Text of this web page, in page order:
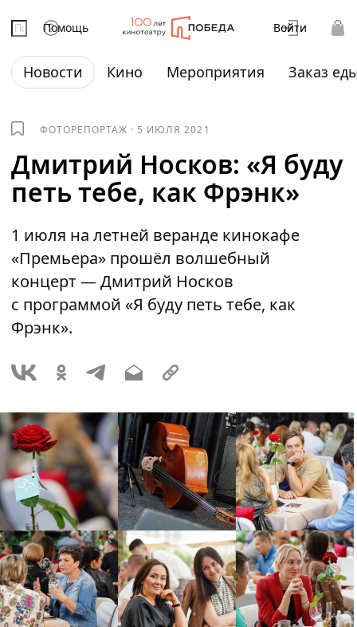
Помощь Войти
Новости Кино Мероприятия Заказ
ФОТОРЕПОРТАЖ · 5 ИЮЛЯ 2021
Дмитрий Носков: «Я буду
петь тебе, как Фрэнк»
1 июля на летней веранде кинокафе
«Премьера» прошёл волшебный
концерт — Дмитрий Носков
с программой «Я буду петь тебе, как
Фрэнк».